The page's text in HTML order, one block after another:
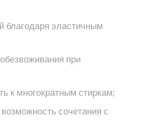
благодаря эластичным
при
к многократным стиркам;
сочетания с